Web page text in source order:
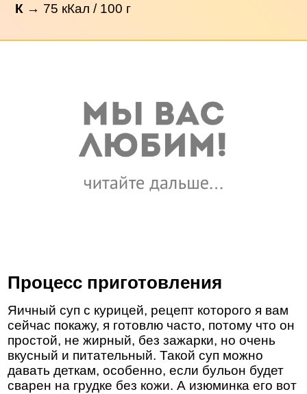
К → 75 кКал / 100 г
Процесс приготовления
Яичный суп с курицей, рецепт которого я вам
сейчас покажу, я готовлю часто, потому что он
простой, не жирный, без зажарки, но очень
вкусный и питательный. Такой суп можно
давать деткам, особенно, если бульон будет
сварен на грудке без кожи. А изюминка его вот